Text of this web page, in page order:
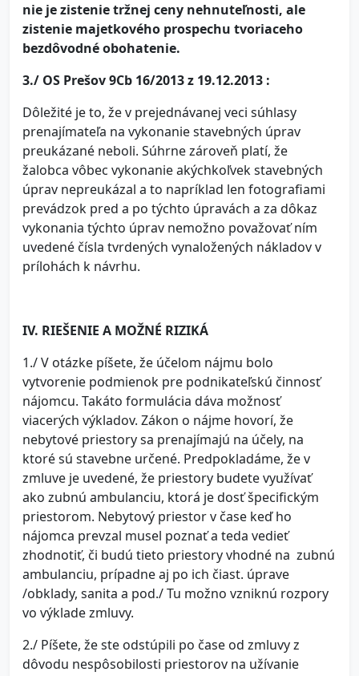
nie je zistenie tržnej ceny nehnuteľnosti, ale
zistenie majetkového prospechu tvoriaceho
bezdôvodné obohatenie.
3./ OS Prešov 9Cb 16/2013 z 19.12.2013 :
Dôležité je to, že v prejednávanej veci súhlasy
prenajímateľa na vykonanie stavebných úprav
preukázané neboli. Súhrne zároveň platí, že
žalobca vôbec vykonanie akýchkoľvek stavebných
úprav nepreukázal a to napríklad len fotografiami
prevádzok pred a po týchto úpravách a za dôkaz
vykonania týchto úprav nemožno považovať ním
uvedené čísla tvrdených vynaložených nákladov v
prílohách k návrhu.
IV. RIEŠENIE A MOŽNÉ RIZIKÁ
1./ V otázke píšete, že účelom nájmu bolo
vytvorenie podmienok pre podnikateľskú činnosť
nájomcu. Takáto formulácia dáva možnosť
viacerých výkladov. Zákon o nájme hovorí, že
nebytové priestory sa prenajímajú na účely, na
ktoré sú stavebne určené. Predpokladáme, že v
zmluve je uvedené, že priestory budete využívať
ako zubnú ambulanciu, ktorá je dosť špecifickým
priestorom. Nebytový priestor v čase keď ho
nájomca prevzal musel poznať a teda vedieť
zhodnotiť, či budú tieto priestory vhodné na zubnú
ambulanciu, prípadne aj po ich čiast. úprave
/obklady, sanita a pod./ Tu možno vzniknú rozpory
vo výklade zmluvy.
2./ Píšete, že ste odstúpili po čase od zmluvy z
dôvodu nespôsobilosti priestorov na užívanie